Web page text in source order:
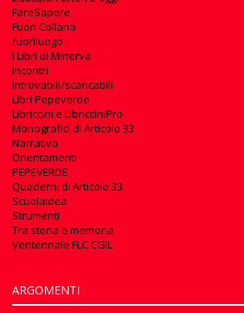
FareSapere
Fuori Collana
fuoriluogo
I Libri di Minerva
Incontri
Introvabili/scaricabili
Libri Pepeverde
Libriccini e LibricciniPro
Monografici di Articolo 33
Narrativa
Orientamenti
PEPEVERDE
Quaderni di Articolo 33
Scuolaidea
Strumenti
Tra storia e memoria
Ventennale FLC CGIL
ARGOMENTI